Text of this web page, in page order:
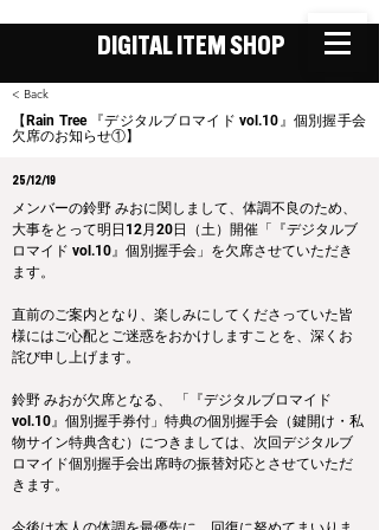
DIGITAL ITEM SHOP
< Back
【Rain Tree 『デジタルブロマイド vol.10』個別握手会
欠席のお知らせ①】
25/12/19
メンバーの鈴野 みおに関しまして、体調不良のため、
大事をとって明日12月20日（土）開催「『デジタルブ
ロマイド vol.10』個別握手会」を欠席させていただき
ます。
直前のご案内となり、楽しみにしてくださっていた皆
様にはご心配とご迷惑をおかけしますことを、深くお
詫び申し上げます。
鈴野 みおが欠席となる、 「『デジタルブロマイド
vol.10』個別握手券付」特典の個別握手会（鍵開け・私
物サイン特典含む）につきましては、次回デジタルブ
ロマイド個別握手会出席時の振替対応とさせていただ
きます。